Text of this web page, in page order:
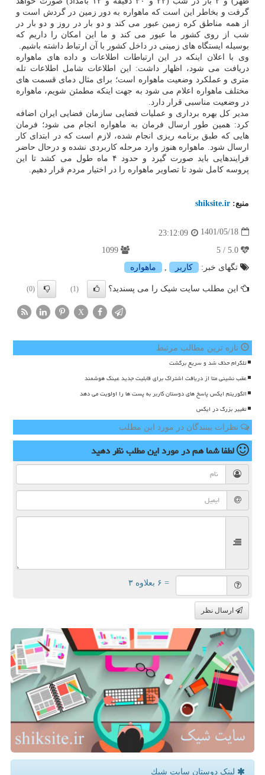
گرفت و بخاطر این است که ماهواره به دور زمین در گردش است و
از همه مناطق کره زمین عبور می کند و دو بار در روز و دو بار در
شب از روی کشور ما عبور می کند و ما این امکان را داریم که
بوسیله ایستگاه های زمینی در داخل کشور با آن ارتباط داشته باشیم.
وی با اعلان اینکه در این ارتباطات اطلاعات و داده های ماهواره
دریافت می شود، اظهار داشت: این اطلاعات شامل اطلاعات تله
متری و عملکرد وضعیت ماهواره است؛ برای مثال دمای قسمت های
مختلف ماهواره اعلام می شود به جهت اینکه مطمئن شویم، ماهواره
در وضعیت مناسبی قرار دارد.
مدیر کل بهره برداری و عملیات فضایی سازمان فضایی ایران اضافه
کرد: همین طور ارسال فرمان به ماهواره انجام می شود؛ فرمان
هایی که طبق برنامه ریزی انجام شده، لازم است که در ابتدای کار
ارسال شود. ماهواره هنوز وارد مرحله کاربردی نشده و درحال حاضر
فرایندهایی باید صورت گیرد و حدود ۴ ماه طول می کشد تا این
پروسه کامل شود تا تصاویر ماهواره را در اختیار مردم قرار دهیم.
منبع: shiksite.ir
1401/05/18
23:12:09
تگهای خبر:
كاربر ماهواره
این مطلب سایت شیک را می پسندید؟ (1)
(0)
X
تازه ترین مطالب مرتبط
تلگرام حذف شد و سریع برگشت
عقب نشینی متا از دریافت اشتراک برای قابلیت جدید عینک هوشمند
الگوریتم ایکس پاسخ های دوستان کاربر به پست ها را اولویت می دهد
تغییر بزرگ در ایکس
نظرات بینندگان در مورد این مطلب
لطفا شما همدر مورد این مطلبنظر دهید
= ۶ بعلاوه ۳
ارسال نظر
لینک دوستان سایت شیك